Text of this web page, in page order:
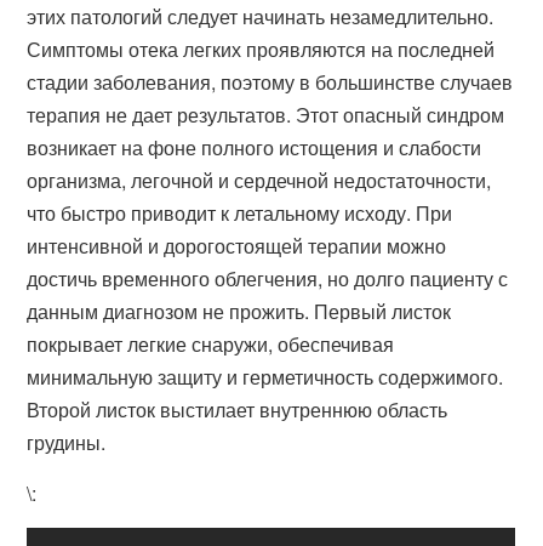
этих патологий следует начинать незамедлительно.
Симптомы отека легких проявляются на последней
стадии заболевания, поэтому в большинстве случаев
терапия не дает результатов. Этот опасный синдром
возникает на фоне полного истощения и слабости
организма, легочной и сердечной недостаточности,
что быстро приводит к летальному исходу. При
интенсивной и дорогостоящей терапии можно
достичь временного облегчения, но долго пациенту с
данным диагнозом не прожить. Первый листок
покрывает легкие снаружи, обеспечивая
минимальную защиту и герметичность содержимого.
Второй листок выстилает внутреннюю область
грудины.
\: